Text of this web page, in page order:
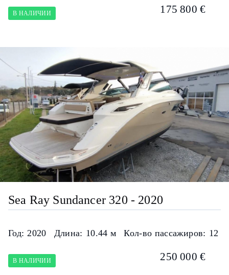
В НАЛИЧИИ 175 800 €
Sea Ray Sundancer 320 - 2020
Год: 2020 Длина: 10.44 м Кол-во пассажиров: 12
В НАЛИЧИИ 250 000 €